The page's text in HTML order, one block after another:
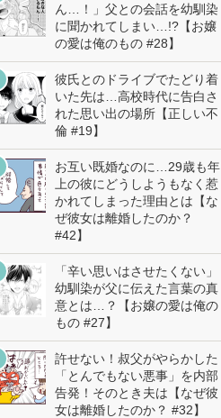
ん…！」父との会話を幼馴染
に聞かれてしまい…!?【お嬢
の愛は俺のもの #28】
彼氏とのドライブでたどり着
いた先は…高校時代に告白さ
れた思い出の場所【正しい不
倫 #19】
お互い既婚なのに…29歳も年
上の彼にどうしようもなく惹
かれてしまった理由とは【な
ぜ彼女は離婚したのか？
#42】
「辛い思いはさせたくない」
幼馴染が父に伝えた言葉の真
意とは…？【お嬢の愛は俺の
もの #27】
許せない！叔父がやらかした
「とんでもない悪事」を内部
告発！そのとき夫は【なぜ彼
女は離婚したのか？ #32】